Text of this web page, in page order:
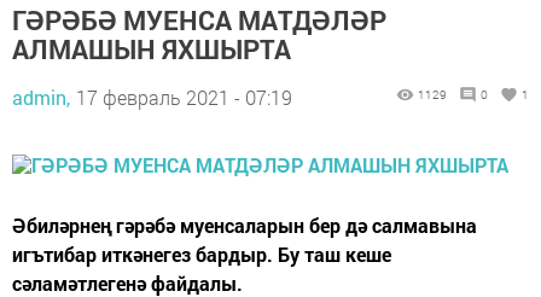
ГӘРӘБӘ МУЕНСА МАТДӘЛӘР
АЛМАШЫН ЯХШЫРТА
admin, 17 февраль 2021 - 07:19 1129 0 1
Әбиләрнең гәрәбә муенсаларын бер дә салмавына
игътибар иткәнегез бардыр. Бу таш кеше
сәламәтлегенә файдалы.